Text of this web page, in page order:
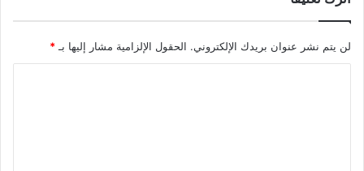
لن يتم نشر عنوان بريدك الإلكتروني. الحقول الإلزامية مشار إليها بـ*